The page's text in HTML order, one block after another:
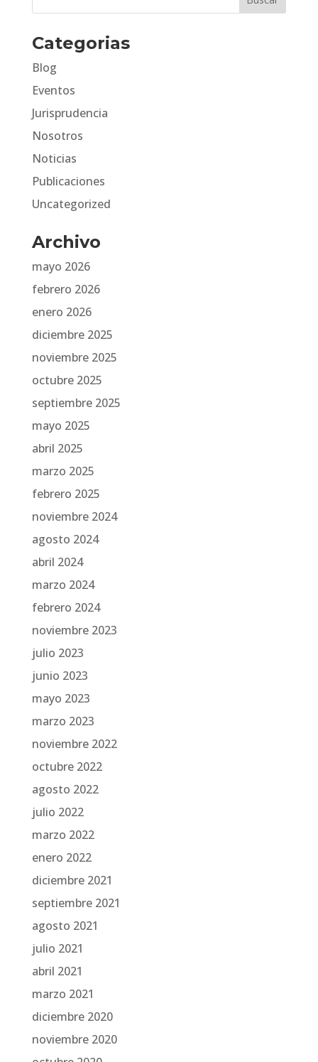
Categorias
Blog
Eventos
Jurisprudencia
Nosotros
Noticias
Publicaciones
Uncategorized
Archivo
mayo 2026
febrero 2026
enero 2026
diciembre 2025
noviembre 2025
octubre 2025
septiembre 2025
mayo 2025
abril 2025
marzo 2025
febrero 2025
noviembre 2024
agosto 2024
abril 2024
marzo 2024
febrero 2024
noviembre 2023
julio 2023
junio 2023
mayo 2023
marzo 2023
noviembre 2022
octubre 2022
agosto 2022
julio 2022
marzo 2022
enero 2022
diciembre 2021
septiembre 2021
agosto 2021
julio 2021
abril 2021
marzo 2021
diciembre 2020
noviembre 2020